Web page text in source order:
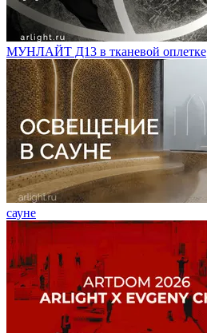
МУНЛАЙТ Д13 в тканевой оплетке
сауне